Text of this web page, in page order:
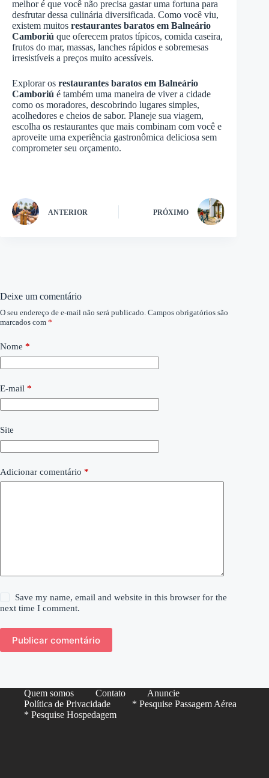
melhor é que você não precisa gastar uma fortuna para
desfrutar dessa culinária diversificada. Como você viu,
existem muitos restaurantes baratos em Balneário
Camboriú que oferecem pratos típicos, comida caseira,
frutos do mar, massas, lanches rápidos e sobremesas
irresistíveis a preços muito acessíveis.
Explorar os restaurantes baratos em Balneário
Camboriú é também uma maneira de viver a cidade
como os moradores, descobrindo lugares simples,
acolhedores e cheios de sabor. Planeje sua viagem,
escolha os restaurantes que mais combinam com você e
aproveite uma experiência gastronômica deliciosa sem
comprometer seu orçamento.
ANTERIOR PRÓXIMO
Deixe um comentário
O seu endereço de e-mail não será publicado. Campos obrigatórios são
marcados com *
Nome *
E-mail *
Site
Adicionar comentário *
Save my name, email and website in this browser for the
next time I comment.
Publicar comentário
Quem somos Contato
Anuncie
Política de Privacidade
* Pesquise Passagem Aérea
* Pesquise Hospedagem